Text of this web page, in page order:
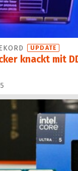
UPDATE
knackt mit